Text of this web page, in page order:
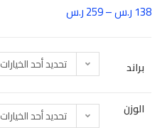
138 ر.س–
259ر.س
براند تحديد أحد الخيارات
الوزن تحديد أحد الخيارات